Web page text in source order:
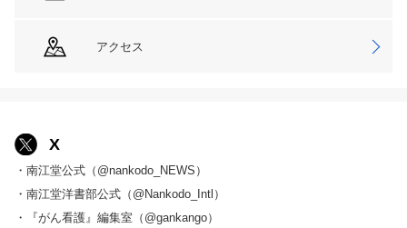
アクセス
X
・南江堂公式（@nankodo_NEWS）
・南江堂洋書部公式（@Nankodo_Intl）
・『がん看護』編集室（@gankango）